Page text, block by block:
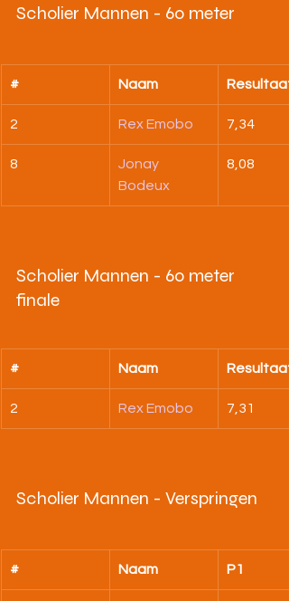
Scholier Mannen - 60 meter
# Naam Resultaat
2 Rex Emobo 7,34
8
Jonay
Bodeux
8,08
Scholier Mannen - 60 meter
finale
# Naam Resultaat
2 Rex Emobo 7,31
Scholier Mannen - Verspringen
# Naam P1